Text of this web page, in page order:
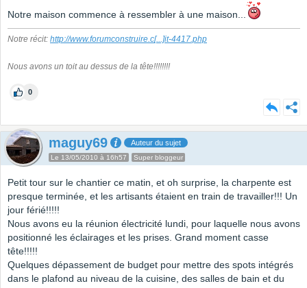
Notre maison commence à ressembler à une maison...
Notre récit: http://www.forumconstruire.c[...]it-4417.php
Nous avons un toit au dessus de la tête!!!!!!!!
0
maguy69 Auteur du sujet
Le 13/05/2010 à 16h57 Super bloggeur
Petit tour sur le chantier ce matin, et oh surprise, la charpente est
presque terminée, et les artisants étaient en train de travailler!!! Un
jour férié!!!!!
Nous avons eu la réunion électricité lundi, pour laquelle nous avons
positionné les éclairages et les prises. Grand moment casse
tête!!!!!
Quelques dépassement de budget pour mettre des spots intégrés
dans le plafond au niveau de la cuisine, des salles de bain et du